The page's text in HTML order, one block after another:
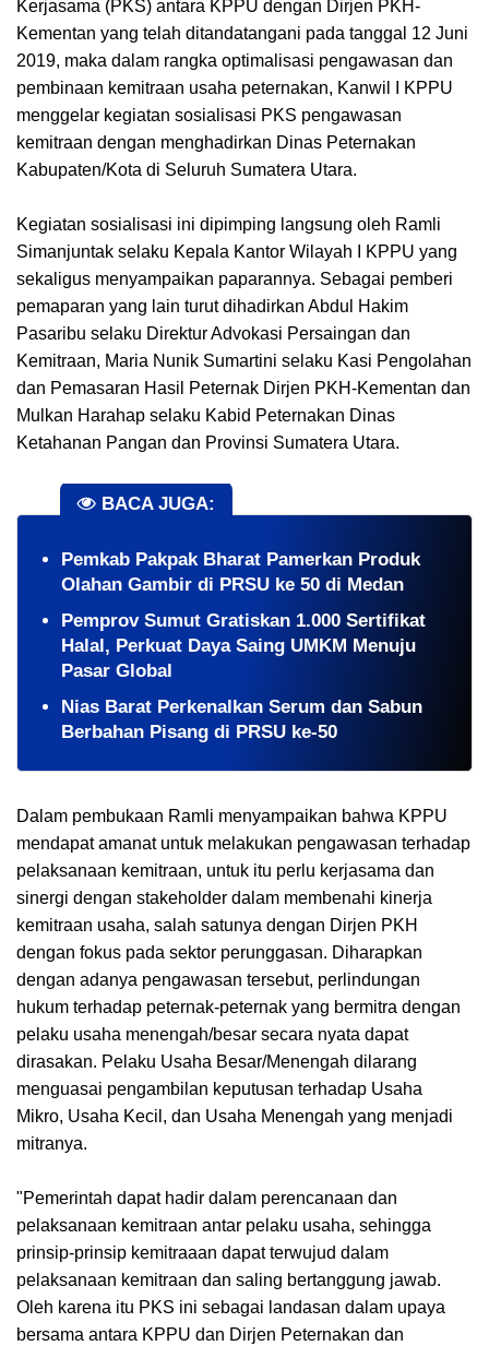
Kerjasama (PKS) antara KPPU dengan Dirjen PKH-
Kementan yang telah ditandatangani pada tanggal 12 Juni
2019, maka dalam rangka optimalisasi pengawasan dan
pembinaan kemitraan usaha peternakan, Kanwil I KPPU
menggelar kegiatan sosialisasi PKS pengawasan
kemitraan dengan menghadirkan Dinas Peternakan
Kabupaten/Kota di Seluruh Sumatera Utara.
Kegiatan sosialisasi ini dipimping langsung oleh Ramli
Simanjuntak selaku Kepala Kantor Wilayah I KPPU yang
sekaligus menyampaikan paparannya. Sebagai pemberi
pemaparan yang lain turut dihadirkan Abdul Hakim
Pasaribu selaku Direktur Advokasi Persaingan dan
Kemitraan, Maria Nunik Sumartini selaku Kasi Pengolahan
dan Pemasaran Hasil Peternak Dirjen PKH-Kementan dan
Mulkan Harahap selaku Kabid Peternakan Dinas
Ketahanan Pangan dan Provinsi Sumatera Utara.
BACA JUGA:
Pemkab Pakpak Bharat Pamerkan Produk
Olahan Gambir di PRSU ke 50 di Medan
Pemprov Sumut Gratiskan 1.000 Sertifikat
Halal, Perkuat Daya Saing UMKM Menuju
Pasar Global
Nias Barat Perkenalkan Serum dan Sabun
Berbahan Pisang di PRSU ke-50
Dalam pembukaan Ramli menyampaikan bahwa KPPU
mendapat amanat untuk melakukan pengawasan terhadap
pelaksanaan kemitraan, untuk itu perlu kerjasama dan
sinergi dengan stakeholder dalam membenahi kinerja
kemitraan usaha, salah satunya dengan Dirjen PKH
dengan fokus pada sektor perunggasan. Diharapkan
dengan adanya pengawasan tersebut, perlindungan
hukum terhadap peternak-peternak yang bermitra dengan
pelaku usaha menengah/besar secara nyata dapat
dirasakan. Pelaku Usaha Besar/Menengah dilarang
menguasai pengambilan keputusan terhadap Usaha
Mikro, Usaha Kecil, dan Usaha Menengah yang menjadi
mitranya.
"Pemerintah dapat hadir dalam perencanaan dan
pelaksanaan kemitraan antar pelaku usaha, sehingga
prinsip-prinsip kemitraaan dapat terwujud dalam
pelaksanaan kemitraan dan saling bertanggung jawab.
Oleh karena itu PKS ini sebagai landasan dalam upaya
bersama antara KPPU dan Dirjen Peternakan dan